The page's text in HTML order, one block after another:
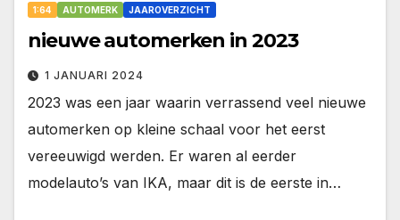
1:64 AUTOMERK JAAROVERZICHT
nieuwe automerken in 2023
1 JANUARI 2024
2023 was een jaar waarin verrassend veel nieuwe
automerken op kleine schaal voor het eerst
vereeuwigd werden. Er waren al eerder
modelauto’s van IKA, maar dit is de eerste in…